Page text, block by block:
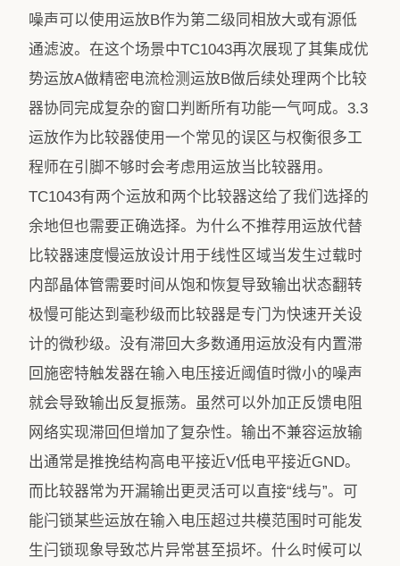
噪声可以使用运放B作为第二级同相放大或有源低
通滤波。在这个场景中TC1043再次展现了其集成优
势运放A做精密电流检测运放B做后续处理两个比较
器协同完成复杂的窗口判断所有功能一气呵成。3.3
运放作为比较器使用一个常见的误区与权衡很多工
程师在引脚不够时会考虑用运放当比较器用。
TC1043有两个运放和两个比较器这给了我们选择的
余地但也需要正确选择。为什么不推荐用运放代替
比较器速度慢运放设计用于线性区域当发生过载时
内部晶体管需要时间从饱和恢复导致输出状态翻转
极慢可能达到毫秒级而比较器是专门为快速开关设
计的微秒级。没有滞回大多数通用运放没有内置滞
回施密特触发器在输入电压接近阈值时微小的噪声
就会导致输出反复振荡。虽然可以外加正反馈电阻
网络实现滞回但增加了复杂性。输出不兼容运放输
出通常是推挽结构高电平接近V低电平接近GND。
而比较器常为开漏输出更灵活可以直接“线与”。可
能闩锁某些运放在输入电压超过共模范围时可能发
生闩锁现象导致芯片异常甚至损坏。什么时候可以